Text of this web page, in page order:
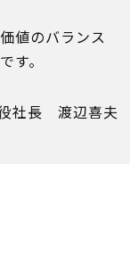
値のバランス
す。
社長 渡辺喜夫